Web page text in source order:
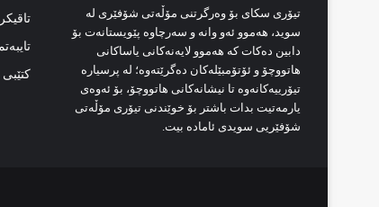
تیۆری سکای بۆ وەرگرتنی مۆڵەتی شۆفێری لە
سوید، هەموو ئەو وانە و سەرچاوە پێویستانەت بۆ
دابین دەکات کە هەموو لایەنەکانی یاساکانی
هاتووچۆ و ئۆتۆمبێلەکان دەگرێتەوە؛ لە پرسیارە
تیۆرییەکانەوە تا نیشانەکانی هاتووچۆ، بۆ ئەوەی
یارمەتیت بدات باشتر بۆ خوێندنی تیۆری مۆڵەتی
شۆفێریی سویدی ئامادە بیت.